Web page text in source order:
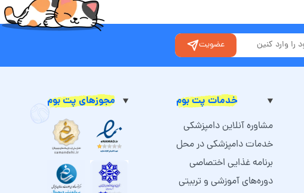
عضویت
خدمات پت بوم
مشاوره آنلاین دامپزشکی
خدمات دامپزشکی در محل
برنامه غذایی اختصاصی
دوره‌های آموزشی و تربیتی
مجوزهای پت بوم